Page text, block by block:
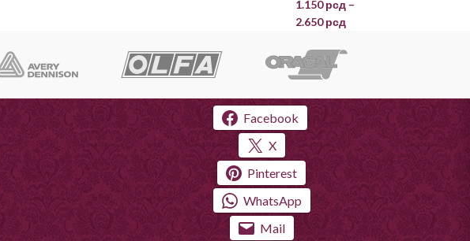
1.150рсд –
2.650рсд
Facebook
X
Pinterest
WhatsApp
Mail